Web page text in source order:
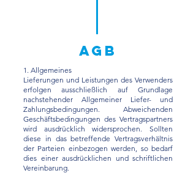
AGB
1. Allgemeines
Lieferungen und Leistungen des Verwenders
erfolgen ausschließlich auf Grundlage
nachstehender Allgemeiner Liefer- und
Zahlungsbedingungen. Abweichenden
Geschäftsbedingungen des Vertragspartners
wird ausdrücklich widersprochen. Sollten
diese in das betreffende Vertragsverhältnis
der Parteien einbezogen werden, so bedarf
dies einer ausdrücklichen und schriftlichen
Vereinbarung.